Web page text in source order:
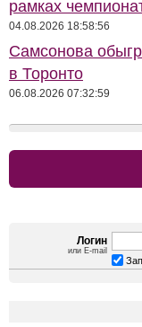
рамках
04.08.2026 18:58:56
Самсонова
в Торонто
06.08.2026 07:32:59
Логин
или E-mail